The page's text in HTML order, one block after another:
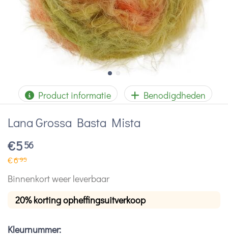
Product informatie Benodigdheden
Lana Grossa Basta Mista
€556
€695
Binnenkort weer leverbaar
20% korting opheffingsuitverkoop
Kleurnummer: